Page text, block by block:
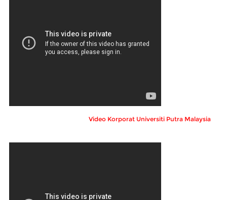
Video Korporat Universiti Putra Malaysia